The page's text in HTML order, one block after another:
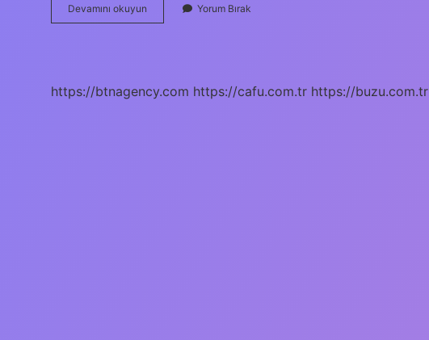
Devamını okuyun
Ağacı
Yorum Bırak
https://btnagency.com https://cafu.com.tr https://buzu.com.tr